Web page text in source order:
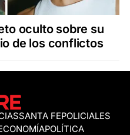
oculto sobre su
de los conflictos
SANTA FEPOLICIALES
POLÍTICA